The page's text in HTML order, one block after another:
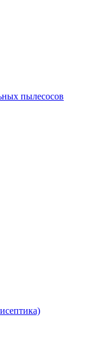
пылесосов